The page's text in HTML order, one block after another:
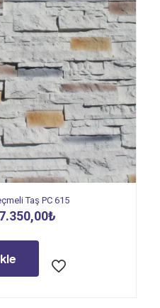
Taş PC 615
Orijinal
7.350,00₺